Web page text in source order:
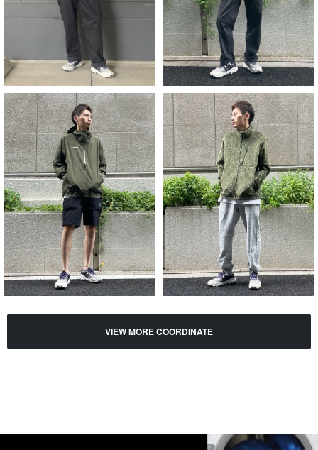
VIEW MORE COORDINATE